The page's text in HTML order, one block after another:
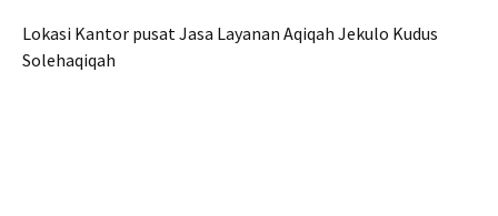
Lokasi Kantor pusat Jasa Layanan Aqiqah Jekulo Kudus
Solehaqiqah